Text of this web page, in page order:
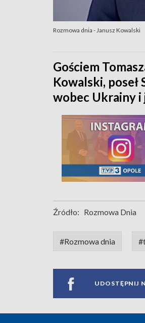
Rozmowa dnia - Janusz Kowalski
Gościem
Kowalski,
wobec Ukrainy
Źródło: Rozmowa Dnia
#Rozmowa dnia
UDOSTĘPNIJ